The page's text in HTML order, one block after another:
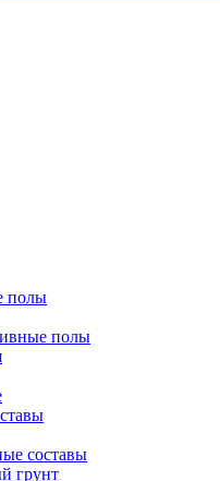
полы
полы
составы
грунт